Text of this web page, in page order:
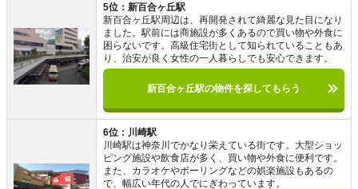
5位：新百合ヶ丘駅
新百合ヶ丘駅周辺は、再開発されて綺麗な見た目になり
ました。駅前には商施設が多くあるので買い物や外食に
困らないです。高級住宅街として知られていることもあ
り、治安が良く女性の一人暮らしでも安心できます。
新百合ヶ丘駅の物件を探してもらう
6位：川崎駅
川崎駅は神奈川でかなり栄えている街です。大型ショッ
ピング施設や飲食店が多く、買い物や外食に便利です。
また、カラオケやボーリングなどの娯楽施設もあるの
で、幅広い年代の人でにぎわっています。